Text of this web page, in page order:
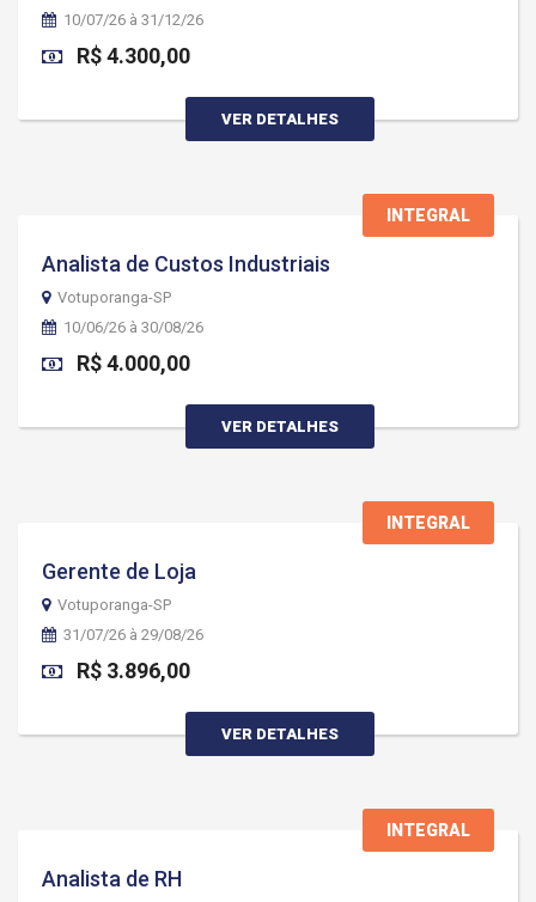
10/07/26 à 31/12/26
R$ 4.300,00
VER DETALHES
INTEGRAL
Analista de Custos Industriais
Votuporanga-SP
10/06/26 à 30/08/26
R$ 4.000,00
VER DETALHES
INTEGRAL
Gerente de Loja
Votuporanga-SP
31/07/26 à 29/08/26
R$ 3.896,00
VER DETALHES
INTEGRAL
Analista de RH